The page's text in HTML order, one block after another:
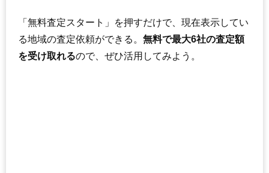
「無料査定スタート」を押すだけで、現在表示してい
る地域の査定依頼ができる。 無料で最大6社の査定額
を受け取れるので、ぜひ活用してみよう。